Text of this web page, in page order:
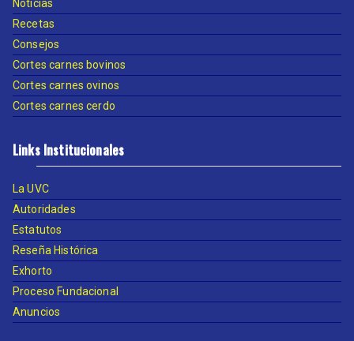
Noticias
Recetas
Consejos
Cortes carnes bovinos
Cortes carnes ovinos
Cortes carnes cerdo
Links Institucionales
La UVC
Autoridades
Estatutos
Reseña Histórica
Exhorto
Proceso Fundacional
Anuncios